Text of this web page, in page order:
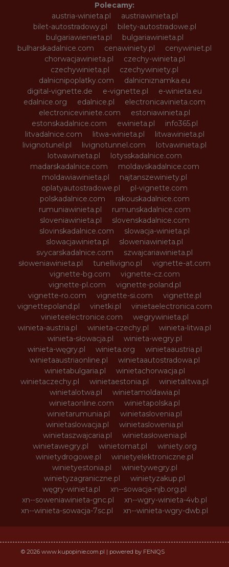
Polecamy:
austria-winieta.pl
austriawinieta.pl
bilet-autostradowy.pl
bilety-autostradowe.pl
bulgariawienieta.pl
bulgariawinieta.pl
bulharskadalnice.com
cenawiniety.pl
cenywiniet.pl
chorwacjawinieta.pl
czechy-winieta.pl
czechywinieta.pl
czechywiniety.pl
dalnicnipoplatky.com
dalnicniznamka.eu
digital-vignette.de
e-vignette.pl
e-winieta.eu
edalnice.org
edalnice.pl
electronicavinieta.com
electroniceviniete.com
estoniawinieta.pl
estonskadalnice.com
ewinieta.pl
info365.pl
litvadalnice.com
litwa-winieta.pl
litwawinieta.pl
livignotunel.pl
livignotunnel.com
lotvawinieta.pl
lotwawinieta.pl
lotysskadalnice.com
madarskadalnice.com
moldavskadalnice.com
moldawiawinieta.pl
najtanszewiniety.pl
oplatyautostradowe.pl
pl-vignette.com
polskadalnice.com
rakouskadalnice.com
rumuniawinieta.pl
rumunskadalnice.com
sloveniawinieta.pl
slovenskadalnice.com
slovinskadalnice.com
slowacja-winieta.pl
slowacjawinieta.pl
sloweniawinieta.pl
svycarskadalnice.com
szwajcariawinieta.pl
słoweniawinieta.pl
tunellivigno.pl
vignette-at.com
vignette-bg.com
vignette-cz.com
vignette-pl.com
vignette-poland.pl
vignette-ro.com
vignette-si.com
vignette.pl
vignettepoland.pl
vinetki.pl
vinietaelectronica.com
vinieteelectronice.com
wegrywinieta.pl
winieta-austria.pl
winieta-czechy.pl
winieta-litwa.pl
winieta-słowacja.pl
winieta-wegry.pl
winieta-węgry.pl
winieta.org
winietaaustria.pl
winietaaustriaonline.pl
winietaautostradowa.pl
winietabulgaria.pl
winietachorwacja.pl
winietaczechy.pl
winietaestonia.pl
winietalitwa.pl
winietalotwa.pl
winietamoldawia.pl
winietaonline.com
winietapolska.pl
winietarumunia.pl
winietaslovenia.pl
winietaslowacja.pl
winietaslowenia.pl
winietaszwajcaria.pl
winietasłowenia.pl
winietawegry.pl
winietomat.pl
winiety.org
winietydrogowe.pl
winietyelektroniczne.pl
winietyestonia.pl
winietywegry.pl
winietyzagraniczne.pl
winietyzakup.pl
węgry-winieta.pl
xn--sowacja-njb.org.pl
xn--soweniawinieta-gnc.pl
xn--wgry-winieta-4vb.pl
xn--winieta-sowacja-7sc.pl
xn--winieta-wgry-dwb.pl
© 2026 www.kupopinie.com.pl | powered by FENIQS